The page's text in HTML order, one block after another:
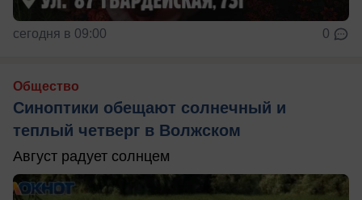
сегодня в 09:00 0
Общество
Синоптики обещают солнечный и
теплый четверг в Волжском
Август радует солнцем